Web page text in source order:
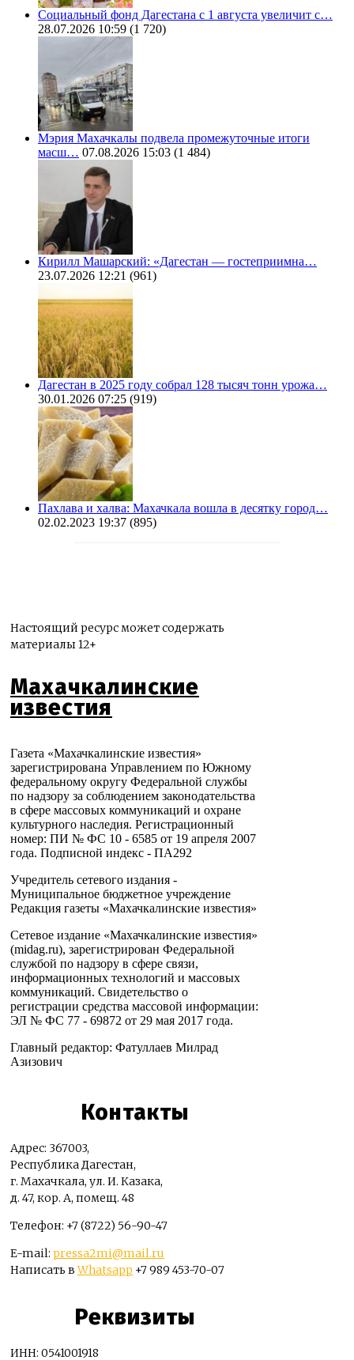
Социальный фонд Дагестана с 1 августа увеличит с…
28.07.2026 10:59 (1 720)
Мэрия Махачкалы подвела промежуточные итоги
масш… 07.08.2026 15:03 (1 484)
Кирилл Машарский: «Дагестан — гостеприимна…
23.07.2026 12:21 (961)
Дагестан в 2025 году собрал 128 тысяч тонн урожа…
30.01.2026 07:25 (919)
Пахлава и халва: Махачкала вошла в десятку город…
02.02.2023 19:37 (895)
Настоящий ресурс может содержать
материалы 12+
Махачкалинские
известия
Газета «Махачкалинские известия»
зарегистрирована Управлением по Южному
федеральному округу Федеральной службы
по надзору за соблюдением законодательства
в сфере массовых коммуникаций и охране
культурного наследия. Регистрационный
номер: ПИ № ФС 10 - 6585 от 19 апреля 2007
года. Подписной индекс - ПА292
Учредитель сетевого издания -
Муниципальное бюджетное учреждение
Редакция газеты «Махачкалинские известия»
Сетевое издание «Махачкалинские известия»
(midag.ru), зарегистрирован Федеральной
службой по надзору в сфере связи,
информационных технологий и массовых
коммуникаций. Свидетельство о
регистрации средства массовой информации:
ЭЛ № ФС 77 - 69872 от 29 мая 2017 года.
Главный редактор: Фатуллаев Милрад
Азизович
Контакты
Адрес: 367003,
Республика Дагестан,
г. Махачкала, ул. И. Казака,
д. 47, кор. А, помещ. 48
Телефон: +7 (8722) 56-90-47
E-mail: pressa2mi@mail.ru
Написать вWhatsapp +7 989 453-70-07
Реквизиты
ИНН: 0541001918